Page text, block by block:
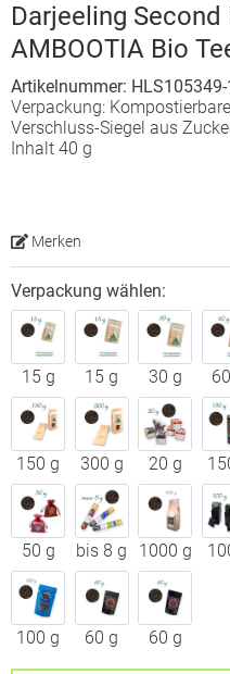
Darjeeling Second
AMBOOTIA Bio
Artikelnummer:
Verpackung:
Verschluss-Siegel aus
Inhalt 40 g
Merken
Verpackung wählen:
15 g 15 g 30 g
150 g 300 g 20 g
50 g bis 8 g 1000 g
100 g 60 g 60 g